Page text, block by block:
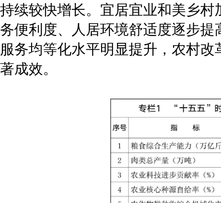
持续较快增长。宜居宜业和美乡
务便利度、人居环境舒适度逐步
服务均等化水平明显提升，农村
著成效。